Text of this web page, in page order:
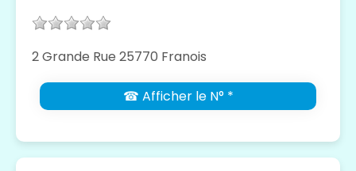
2 Grande Rue 25770 Franois
☎ Afficher le N° *